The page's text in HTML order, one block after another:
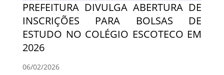
PREFEITURA DIVULGA ABERTURA DE
INSCRIÇÕES PARA BOLSAS DE
ESTUDO NO COLÉGIO ESCOTECO EM
2026
06/02/2026